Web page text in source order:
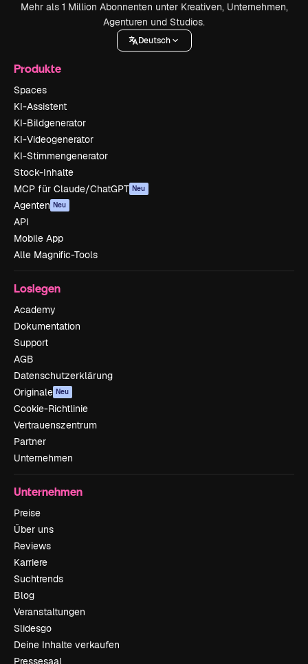
Mehr als 1 Million Abonnenten unter Kreativen, Unternehmen,
Agenturen und Studios.
Deutsch
Produkte
Spaces
KI-Assistent
KI-Bildgenerator
KI-Videogenerator
KI-Stimmengenerator
Stock-Inhalte
MCP für Claude/ChatGPT Neu
Agenten Neu
API
Mobile App
Alle Magnific-Tools
Loslegen
Academy
Dokumentation
Support
AGB
Datenschutzerklärung
Originale Neu
Cookie-Richtlinie
Vertrauenszentrum
Partner
Unternehmen
Unternehmen
Preise
Über uns
Reviews
Karriere
Suchtrends
Blog
Veranstaltungen
Slidesgo
Deine Inhalte verkaufen
Pressesaal